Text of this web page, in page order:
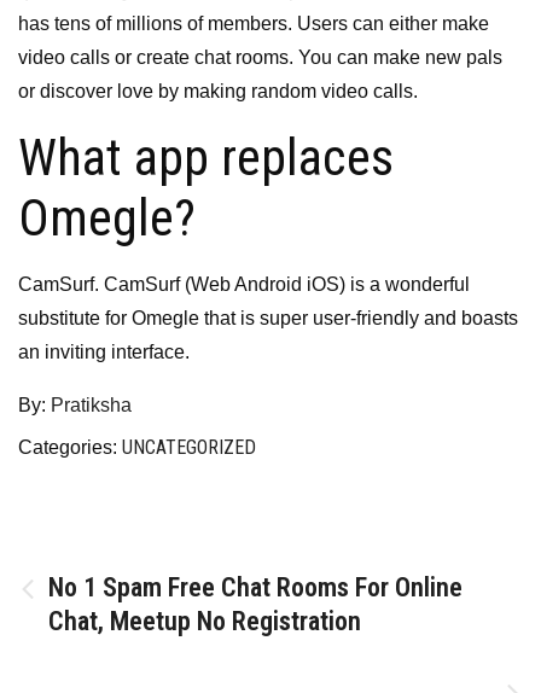
has tens of millions of members. Users can either make
video calls or create chat rooms. You can make new pals
or discover love by making random video calls.
What app replaces
Omegle?
CamSurf. CamSurf (Web Android iOS) is a wonderful
substitute for Omegle that is super user-friendly and boasts
an inviting interface.
By: Pratiksha
Categories: UNCATEGORIZED
Post
navigation
No 1 Spam Free Chat Rooms For Online
Chat, Meetup No Registration